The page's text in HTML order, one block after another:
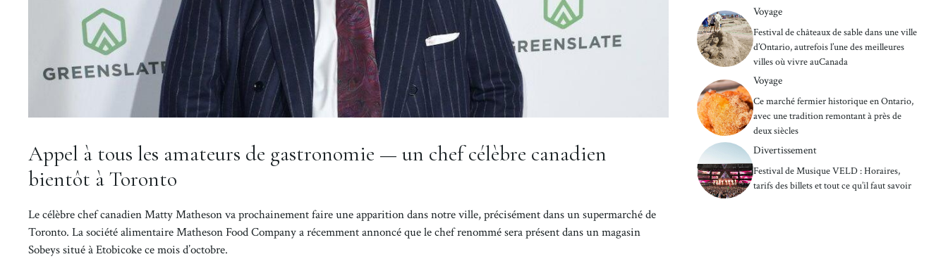
Appel à tous les amateurs de gastronomie — un chef célèbre canadien
bientôt à Toronto
Le célèbre chef canadien Matty Matheson va prochainement faire une apparition dans notre ville, précisément dans un supermarché de
Toronto. La société alimentaire Matheson Food Company a récemment annoncé que le chef renommé sera présent dans un magasin
Sobeys situé à Etobicoke ce mois d’octobre.
Voyage
Festival de châteaux de sable dans une ville
d’Ontario, autrefois l’une des meilleures
villes où vivre auCanada
Voyage
Ce marché fermier historique en Ontario,
avec une tradition remontant à près de
deux siècles
Divertissement
Festival de Musique VELD : Horaires,
tarifs des billets et tout ce qu’il faut savoir